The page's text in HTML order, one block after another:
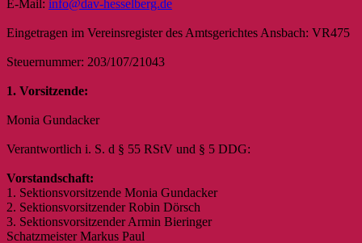
E-Mail: info@dav-hesselberg.de
Eingetragen im Vereinsregister des Amtsgerichtes Ansbach: VR475
Steuernummer: 203/107/21043
1. Vorsitzende:
Monia Gundacker
Verantwortlich i. S. d § 55 RStV und § 5 DDG:
Vorstandschaft:
1. Sektionsvorsitzende Monia Gundacker
2. Sektionsvorsitzender Robin Dörsch
3. Sektionsvorsitzender Armin Bieringer
Schatzmeister Markus Paul